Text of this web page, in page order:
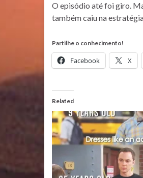
O episódio até foi giro.
também caiu na
Partilhe o conhecimento!
Facebook X
Related